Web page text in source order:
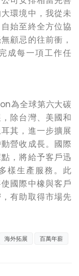
環境中，我從未
始至終全方位協
顧忌的往前衝，
成每一項工作任
為全球第六大碳
除台灣、美國和
其，進一步擴展
營收成長。國際
，將給予客戶迅
樣生產服務。此
國際中橡與客戶
有助取得市場先
海外拓展 百萬年薪